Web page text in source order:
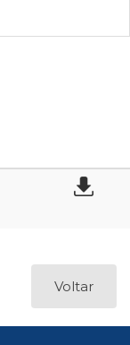
Voltar